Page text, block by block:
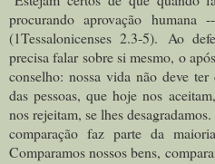
procurando aprovação humana
(1Tessalonicenses 2.3-5). Ao
precisa falar sobre si mesmo, o
conselho: nossa vida não deve
das pessoas, que hoje nos
nos rejeitam, se lhes
comparação faz parte da
Comparamos nossos bens,